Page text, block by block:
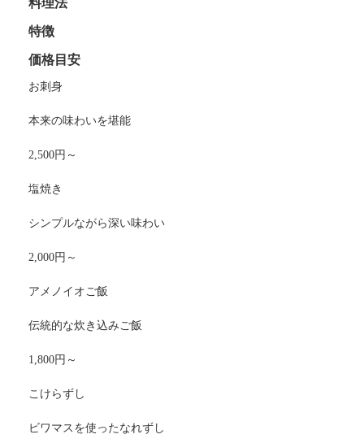
料理法
特徴
価格目安
お刺身
本来の味わいを堪能
2,500円～
塩焼き
シンプルながら深い味わい
2,000円～
アメノイオご飯
伝統的な炊き込みご飯
1,800円～
こけらずし
ビワマスを使ったなれずし